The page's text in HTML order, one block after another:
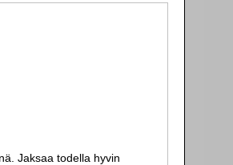
Jaksaa todella hyvin